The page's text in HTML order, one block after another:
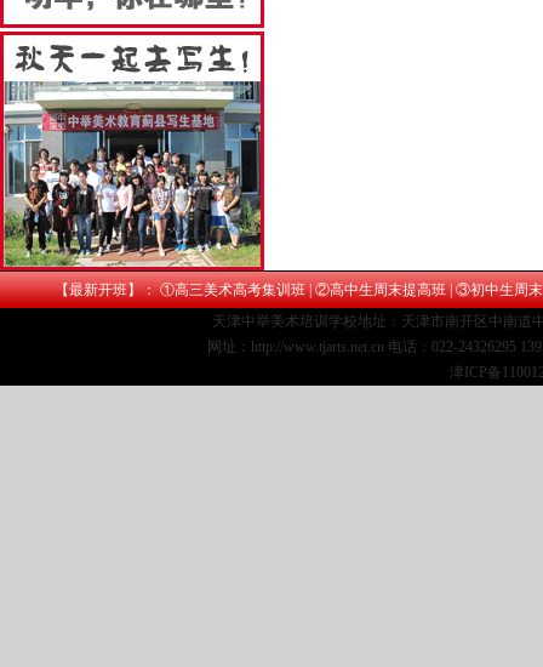
【最新开班】： ①高三美术高考集训班| ②高中生周末提高班| ③初中生周
天津中举美术培训学校地址：天津市南开区中南道
网址：http://www.tjarts.net.cn 电话：022-24326295
津ICP备